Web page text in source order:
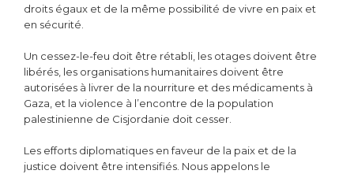
droits égaux et de la même possibilité de vivre en paix et
en sécurité.
Un cessez-le-feu doit être rétabli, les otages doivent être
libérés, les organisations humanitaires doivent être
autorisées à livrer de la nourriture et des médicaments à
Gaza, et la violence à l’encontre de la population
palestinienne de Cisjordanie doit cesser.
Les efforts diplomatiques en faveur de la paix et de la
justice doivent être intensifiés. Nous appelons le